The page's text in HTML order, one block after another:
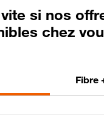
si nos
chez
Fibre